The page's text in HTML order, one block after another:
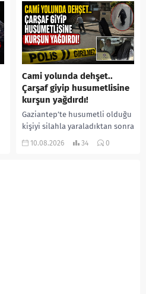
Asal’ın...
Cami yolunda dehşet..
Çarşaf giyip husumetlisine
kurşun yağdırdı!
Gaziantep’te husumetli olduğu
kişiyi silahla yaraladıktan sonra
kaçmaya çalışan şüpheli, polis
10.08.2026 34 0